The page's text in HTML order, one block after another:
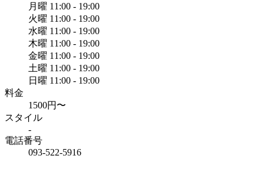
月曜 11:00 - 19:00
火曜 11:00 - 19:00
水曜 11:00 - 19:00
木曜 11:00 - 19:00
金曜 11:00 - 19:00
土曜 11:00 - 19:00
日曜 11:00 - 19:00
料金
1500円〜
スタイル
-
電話番号
093-522-5916